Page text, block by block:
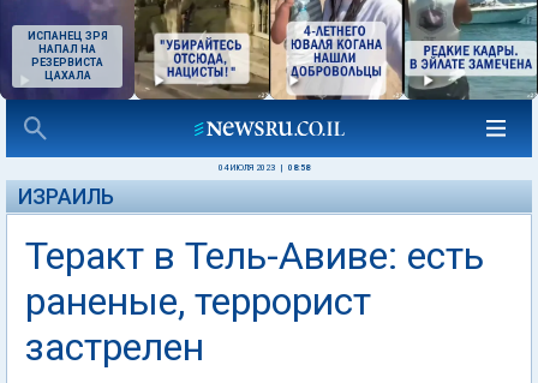
ИСПАНЕЦ ЗРЯ
НАПАЛ НА
РЕЗЕРВИСТА
ЦАХАЛА
04 ИЮЛЯ 2023 08:58
ИЗРАИЛЬ
Теракт в Тель-Авиве: есть
раненые, террорист
застрелен